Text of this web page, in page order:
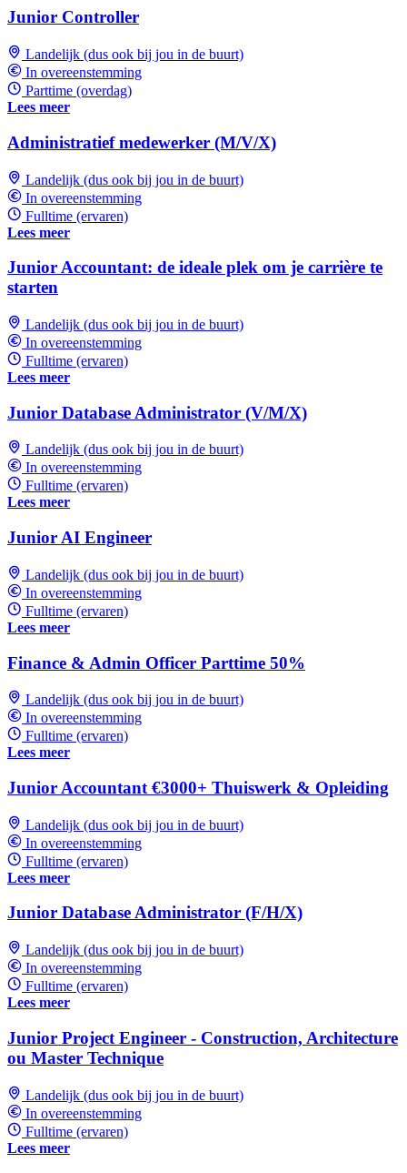
Junior Controller
Landelijk (dus ook bij jou in de buurt)
In overeenstemming
Parttime (overdag)
Lees meer
Administratief medewerker (M/V/X)
Landelijk (dus ook bij jou in de buurt)
In overeenstemming
Fulltime (ervaren)
Lees meer
Junior Accountant: de ideale plek om je carrière te
starten
Landelijk (dus ook bij jou in de buurt)
In overeenstemming
Fulltime (ervaren)
Lees meer
Junior Database Administrator (V/M/X)
Landelijk (dus ook bij jou in de buurt)
In overeenstemming
Fulltime (ervaren)
Lees meer
Junior AI Engineer
Landelijk (dus ook bij jou in de buurt)
In overeenstemming
Fulltime (ervaren)
Lees meer
Finance & Admin Officer Parttime 50%
Landelijk (dus ook bij jou in de buurt)
In overeenstemming
Fulltime (ervaren)
Lees meer
Junior Accountant €3000+ Thuiswerk & Opleiding
Landelijk (dus ook bij jou in de buurt)
In overeenstemming
Fulltime (ervaren)
Lees meer
Junior Database Administrator (F/H/X)
Landelijk (dus ook bij jou in de buurt)
In overeenstemming
Fulltime (ervaren)
Lees meer
Junior Project Engineer - Construction, Architecture
ou Master Technique
Landelijk (dus ook bij jou in de buurt)
In overeenstemming
Fulltime (ervaren)
Lees meer